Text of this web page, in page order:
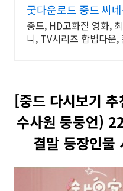
굿다운로드 중드 씨
일드 30%할인
중드, HD고화질 영화,
니, TV시리즈 합법다운,
[중드 다시보기
수사원 둥둥언)
결말 등장인물